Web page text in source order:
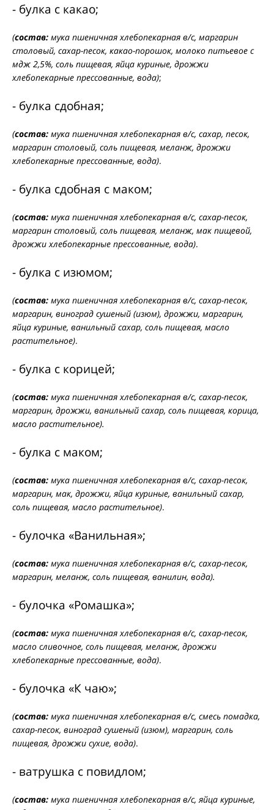
- булка с какао;
(состав: мука пшеничная хлебопекарная в/с, маргарин
столовый, сахар-песок, какао-порошок, молоко питьевое с
мдж 2,5%, соль пищевая, яйца куриные, дрожжи
хлебопекарные прессованные, вода);
- булка сдобная;
(состав: мука пшеничная хлебопекарная в/с, сахар, песок,
маргарин столовый, соль пищевая, меланж, дрожжи
хлебопекарные прессованные, вода).
- булка сдобная с маком;
(состав: мука пшеничная хлебопекарная в/с, сахар-песок,
маргарин столовый, соль пищевая, меланж, мак пищевой,
дрожжи хлебопекарные прессованные, вода).
- булка с изюмом;
(состав: мука пшеничная хлебопекарная в/с, сахар-песок,
маргарин, виноград сушеный (изюм), дрожжи, маргарин,
яйца куриные, ванильный сахар, соль пищевая, масло
растительное).
- булка с корицей;
(состав: мука пшеничная хлебопекарная в/с, сахар-песок,
маргарин, дрожжи, ванильный сахар, соль пищевая, корица,
масло растительное).
- булка с маком;
(состав: мука пшеничная хлебопекарная в/с, сахар-песок,
маргарин, мак, дрожжи, яйца куриные, ванильный сахар,
соль пищевая, масло растительное).
- булочка «Ванильная»;
(состав: мука пшеничная хлебопекарная в/с, сахар-песок,
маргарин, меланж, соль пищевая, ванилин, вода).
- булочка «Ромашка»;
(состав: мука пшеничная хлебопекарная в/с, сахар-песок,
масло сливочное, соль пищевая, меланж, дрожжи
хлебопекарные прессованные, вода).
- булочка «К чаю»;
(состав: мука пшеничная хлебопекарная в/с, смесь помадка,
сахар-песок, виноград сушеный (изюм), маргарин, соль
пищевая, дрожжи сухие, вода).
- ватрушка с повидлом;
(состав: мука пшеничная хлебопекарная в/с, яйца куриные,